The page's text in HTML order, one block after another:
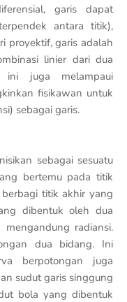
garis dapat
antara titik),
proyektif, garis adalah
linier dari dua
ini juga melampaui
fisikawan untuk
sebagai garis.
sebagai sesuatu
bertemu pada titik
titik akhir yang
dibentuk oleh dua
radiansi.
dua bidang. Ini
berpotongan juga
sudut garis singgung
bola yang dibentuk